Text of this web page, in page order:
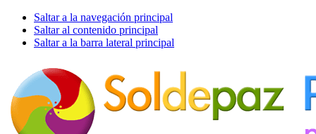
Saltar a la navegación principal
Saltar al contenido principal
Saltar a la barra lateral principal